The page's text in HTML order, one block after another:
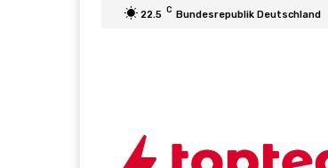
22.5 C Bundesrepublik Deutschland